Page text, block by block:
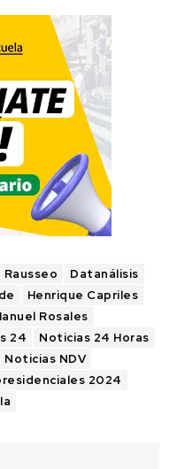
Rausseo
Datanálisis
Henrique Capriles
Rosales
24
Noticias 24 Horas
Noticias NDV
2024